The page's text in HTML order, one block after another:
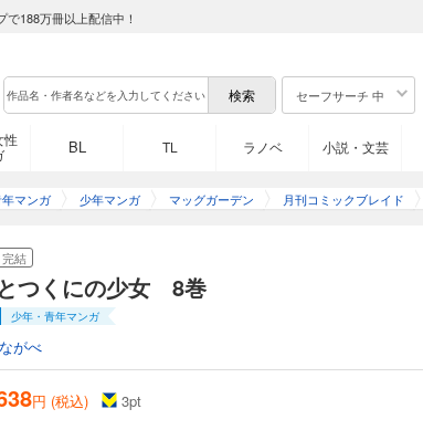
188万冊以上配信中！
セーフサーチ 中
性
BL TL ラノベ 小説・文芸
マンガ 少年マンガ マッグガーデン 月刊コミックブレイド
完結
とつくにの少女 8巻
少年・青年マンガ
ながべ
円 (税込) 3pt